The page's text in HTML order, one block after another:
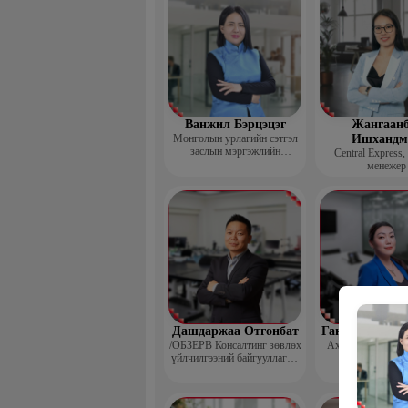
Ванжил Бэрцэцэг
Монголын урлагийн сэтгэл
заслын мэргэжлийн
Central Express,
менежер
Дашдаржаа Отгонбат
/ОБЗЕРВ Консалтинг зөвлөх
үйлчилгээний байгууллагын
Гантөмөр
Ахлах